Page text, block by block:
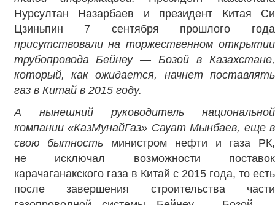
Нурсултан Назарбаев и президент Китая Си
Цзиньпин 7 сентября прошлого года
присутствовали на торжественном открытии
трубопровода Бейнеу — Бозой в Казахстане,
который, как ожидается, начнет поставлять
газ в Китай в 2015 году.
А нынешний руководитель национальной
компании «КазМунайГаз» Сауат Мынбаев, еще в
свою бытность министром нефти и газа РК,
не исключал возможности поставок
карачаганакского газа в Китай с 2015 года, то есть
после завершения строительства части